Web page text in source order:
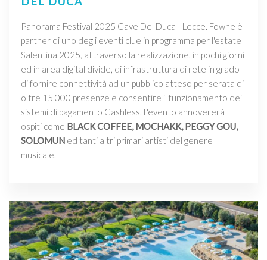
Panorama Festival 2025 Cave Del Duca - Lecce. Fowhe è
partner di uno degli eventi clue in programma per l'estate
Salentina 2025, attraverso la realizzazione, in pochi giorni
ed in area digital divide, di infrastruttura di rete in grado
di fornire connettività ad un pubblico atteso per serata di
oltre 15.000 presenze e consentire il funzionamento dei
sistemi di pagamento Cashless. L'evento annovererà
ospiti come BLACK COFFEE, MOCHAKK, PEGGY GOU,
SOLOMUN ed tanti altri primari artisti del genere
musicale.